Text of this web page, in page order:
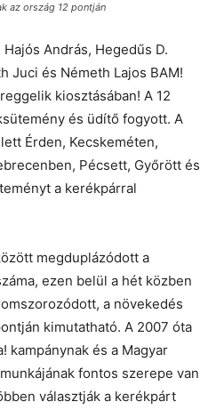
az ország 12 pontján
András, Hegedűs D.
Juci és Németh Lajos BAM!
kiosztásában! A 12
és üdítő fogyott. A
Érden, Kecskeméten,
Pécsett, Győrött és
a kerékpárral
megduplázódott a
ezen belül a hét közben
a növekedés
kimutatható. A 2007 óta
kampánynak és a Magyar
fontos szerepe van
választják a kerékpárt